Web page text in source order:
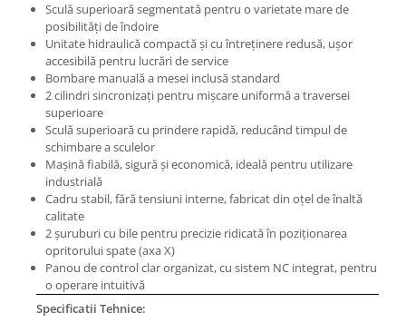
Accesorii prelucrare metal
Universale de strung si accesorii
pentru strunguri
Falci pentru 3 bacuri PS3/ PO3
Falci pentru 4 bacuri PS4/ PO4
Flanșă
Fălcile pentru 3-bacuri DK11
Fălcile pentru 4-bacuri DK12
Mandrine independente
Mandrină cu 3 fălci din fontă
Mandrină cu 3 fălci din otel
Mandrină cu 4 fălci din fontă
Mandrină cu 4 fălci din otel
Seturi de unelte pentru strungarie
Sculă superioară segmentată pentru o varietate mare de
posibilități de îndoire
Unitate hidraulică compactă și cu întreținere redusă, ușor
accesibilă pentru lucrări de service
Bombare manuală a mesei inclusă standard
2 cilindri sincronizați pentru mișcare uniformă a traversei
superioare
Sculă superioară cu prindere rapidă, reducând timpul de
schimbare a sculelor
Mașină fiabilă, sigură și economică, ideală pentru utilizare
industrială
Cadru stabil, fără tensiuni interne, fabricat din oțel de înaltă
calitate
2 șuruburi cu bile pentru precizie ridicată în poziționarea
opritorului spate (axa X)
Panou de control clar organizat, cu sistem NC integrat, pentru
o operare intuitivă
Specificatii Tehnice: